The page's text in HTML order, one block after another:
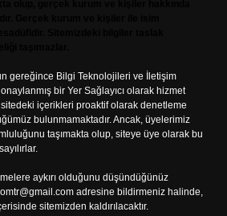
gereğince Bilgi Teknolojileri ve İletişim
bir Yer Sağlayıcı olarak hizmet
içerikleri proaktif olarak denetleme
bulunmamaktadır. Ancak, üyelerimiz
taşımakta olup, siteye üye olarak bu
aykırı olduğunu düşündüğünüz
adresine bildirmeniz halinde,
sitemizden kaldırılacaktır.